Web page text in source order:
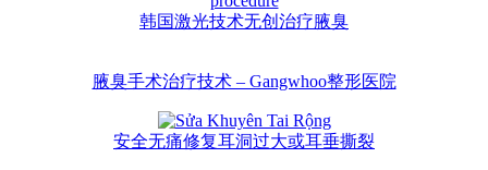
韩国激光技术无创治疗腋臭
腋臭手术治疗技术 – Gangwhoo整形医院
安全无痛修复耳洞过大或耳垂撕裂